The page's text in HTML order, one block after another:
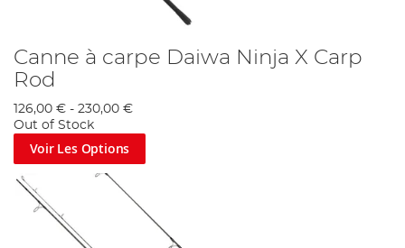
Canne à carpe Daiwa Ninja X Carp
Rod
126,00 € - 230,00 €
Out of Stock
Voir Les Options